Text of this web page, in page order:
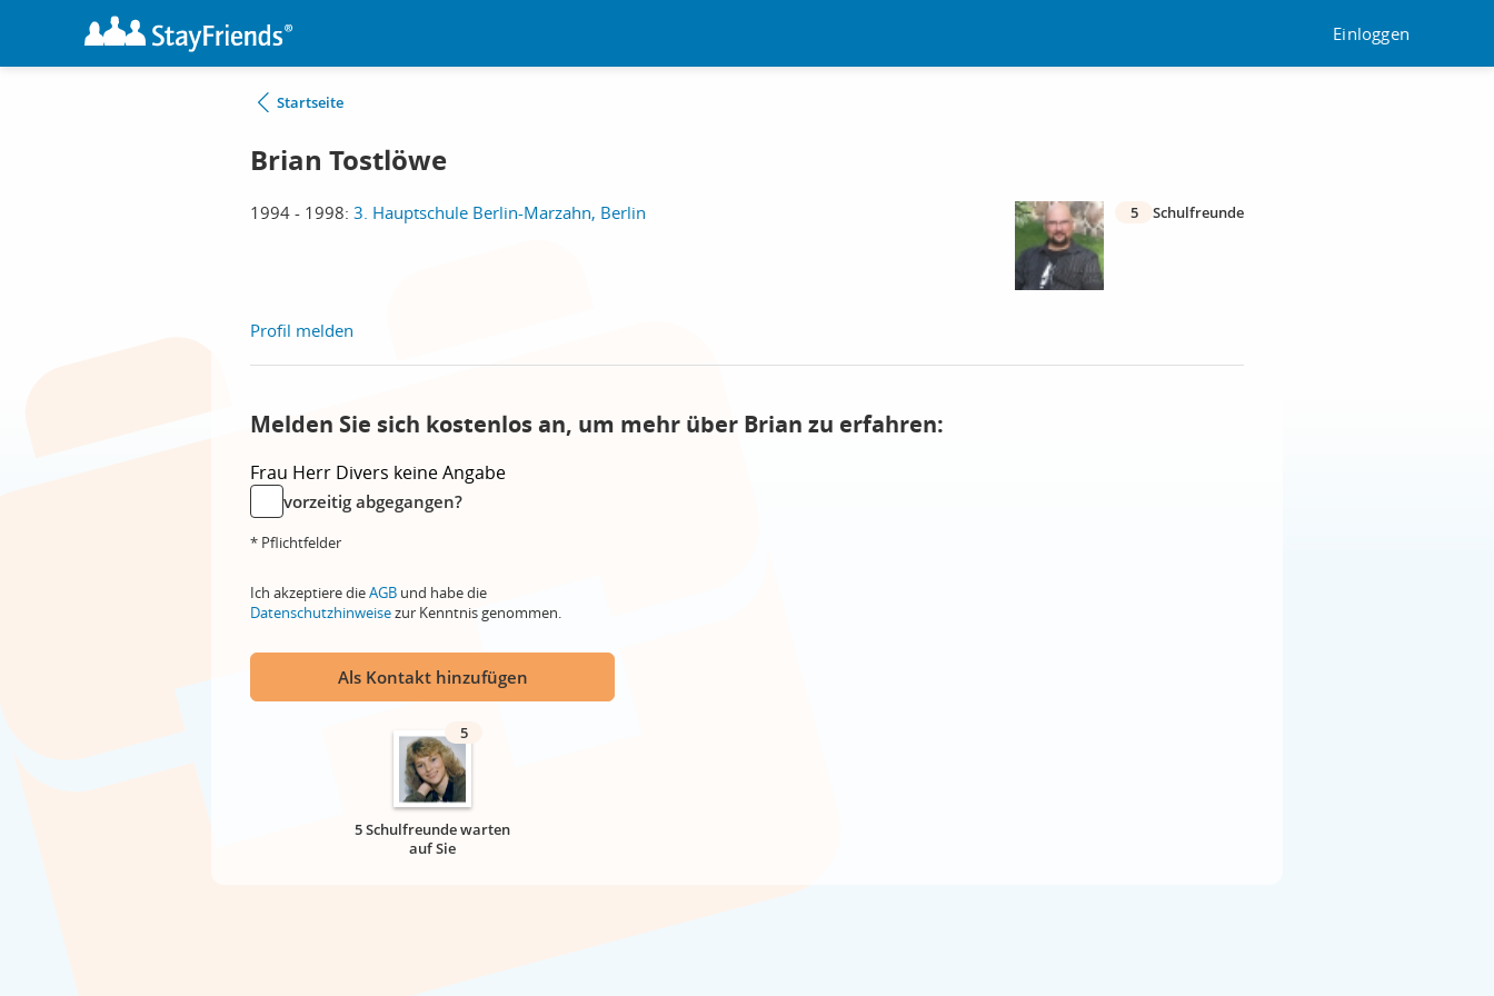
Einloggen
Startseite
Brian Tostlöwe
1994 - 1998: 3. Hauptschule Berlin-Marzahn, Berlin 5 Schulfreunde
Profil melden
Melden Sie sich kostenlos an, um mehr über Brian zu erfahren:
Frau Herr Divers keine Angabe
vorzeitig abgegangen?
* Pflichtfelder
Ich akzeptiere dieAGB und habe die
Datenschutzhinweisezur Kenntnis genommen.
Als Kontakt hinzufügen
5
5 Schulfreunde warten
auf Sie